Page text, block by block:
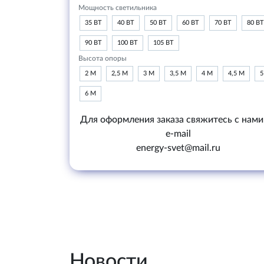
Мощность светильника
35 ВТ 40 ВТ 50 ВТ 60 ВТ 70 ВТ 80 ВТ
90 ВТ 100 ВТ 105 ВТ
Высота опоры
2 М 2,5 М 3 М 3,5 М 4 М 4,5 М
6 М
Для оформления заказа свяжитесь с
e-mail
energy-svet@mail.ru